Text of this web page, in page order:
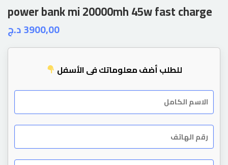
power bank mi 20000mh 45w fast charge
3900,00د.ج
للطلب أضف معلوماتك في الأسفل